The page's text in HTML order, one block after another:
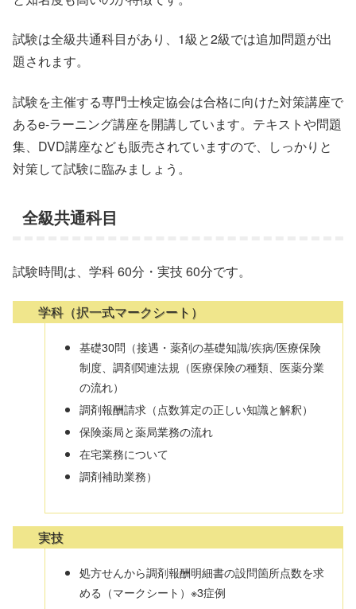
試験は全級共通科目があり、1級と2級では追加問題が出
題されます。
試験を主催する専門士検定協会は合格に向けた対策講座で
あるe-ラーニング講座を開講しています。テキストや問題
集、DVD講座なども販売されていますので、しっかりと
対策して試験に臨みましょう。
全級共通科目
試験時間は、学科 60分・実技 60分です。
学科（択一式マークシート）
基礎30問（接遇・薬剤の基礎知識/疾病/医療保険
制度、調剤関連法規（医療保険の種類、医薬分業
の流れ）
調剤報酬請求（点数算定の正しい知識と解釈）
保険薬局と薬局業務の流れ
在宅業務について
調剤補助業務）
実技
処方せんから調剤報酬明細書の設問箇所点数を求
める（マークシート）※3症例